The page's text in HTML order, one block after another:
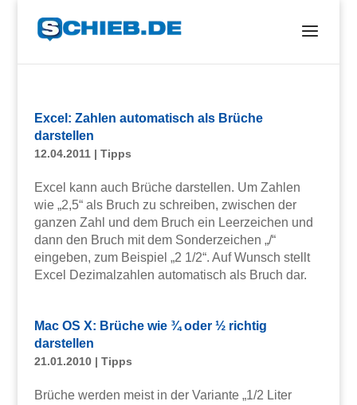
Excel: Zahlen automatisch als Brüche
darstellen
12.04.2011| Tipps
Excel kann auch Brüche darstellen. Um Zahlen
wie „2,5“ als Bruch zu schreiben, zwischen der
ganzen Zahl und dem Bruch ein Leerzeichen und
dann den Bruch mit dem Sonderzeichen „/“
eingeben, zum Beispiel „2 1/2“. Auf Wunsch stellt
Excel Dezimalzahlen automatisch als Bruch dar.
Mac OS X: Brüche wie ¾ oder ½ richtig
darstellen
21.01.2010| Tipps
Brüche werden meist in der Variante „1/2 Liter